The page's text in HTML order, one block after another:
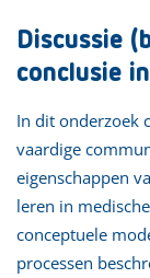
Discussie
conclusie
In dit onderzoek
vaardige
eigenschappen
leren in
conceptuele
processen